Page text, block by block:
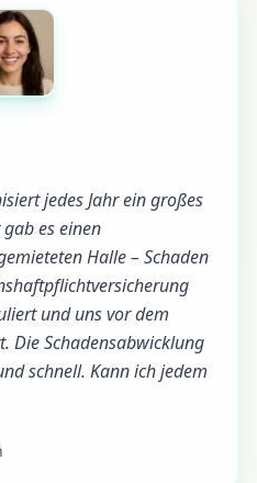
jedes Jahr ein großes
es einen
Halle – Schaden
und uns vor dem
Die Schadensabwicklung
schnell. Kann ich jedem